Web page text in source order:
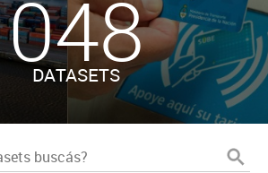
048
DATASETS